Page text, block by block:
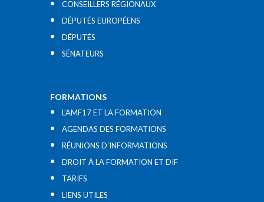
CONSEILLERS RÉGIONAUX
DÉPUTÉS EUROPÉENS
DÉPUTÉS
SÉNATEURS
FORMATIONS
L’AMF17 ET LA FORMATION
AGENDAS DES FORMATIONS
RÉUNIONS D’INFORMATIONS
DROIT À LA FORMATION ET DIF
TARIFS
LIENS UTILES​